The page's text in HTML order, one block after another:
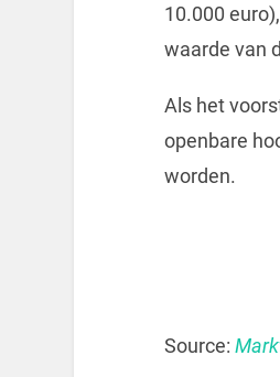
10.000
waarde van
Als het
openbare
worden.
Source: